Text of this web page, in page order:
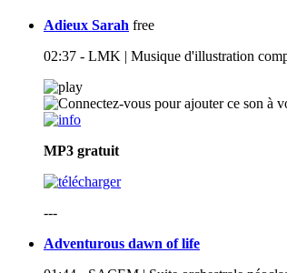
Adieux Sarah free
02:37 - LMK | Musique d'illustration
MP3 gratuit
---
Adventurous dawn of life